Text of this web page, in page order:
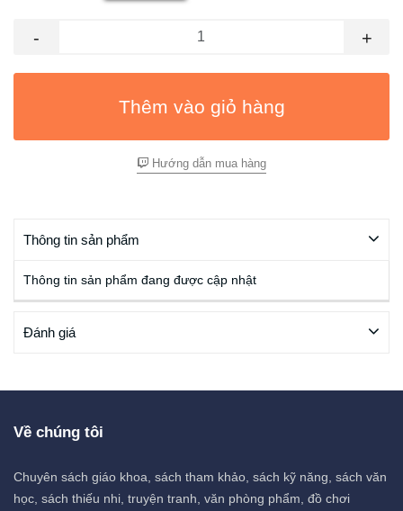
- +
Thêm vào giỏ hàng
Hướng dẫn mua hàng
Thông tin sản phẩm
Thông tin sản phẩm đang được cập nhật
Đánh giá
Về chúng tôi
Chuyên sách giáo khoa, sách tham khảo, sách kỹ năng, sách văn
học, sách thiếu nhi, truyện tranh, văn phòng phẩm, đồ chơi